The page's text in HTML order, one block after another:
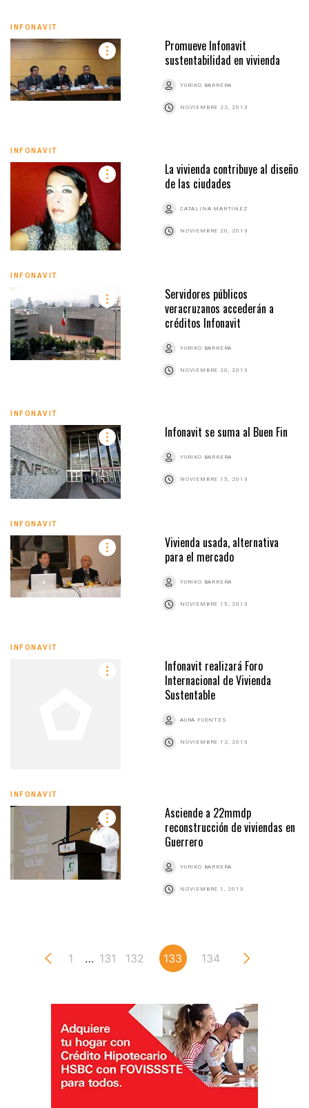
INFONAVIT
Promueve Infonavit
sustentabilidad en vivienda
YURIKO BARRERA
NOVIEMBRE 22, 2013
INFONAVIT
La vivienda contribuye al diseño
de las ciudades
CATALINA MARTÍNEZ
NOVIEMBRE 20, 2013
INFONAVIT
Servidores públicos
veracruzanos accederán a
créditos Infonavit
YURIKO BARRERA
NOVIEMBRE 20, 2013
INFONAVIT
Infonavit se suma al Buen Fin
YURIKO BARRERA
NOVIEMBRE 15, 2013
INFONAVIT
Vivienda usada, alternativa
para el mercado
YURIKO BARRERA
NOVIEMBRE 15, 2013
INFONAVIT
Infonavit realizará Foro
Internacional de Vivienda
Sustentable
AURA FUENTES
NOVIEMBRE 12, 2013
INFONAVIT
Asciende a 22mmdp
reconstrucción de viviendas en
Guerrero
YURIKO BARRERA
NOVIEMBRE 1, 2013
1 … 131 132 133 134